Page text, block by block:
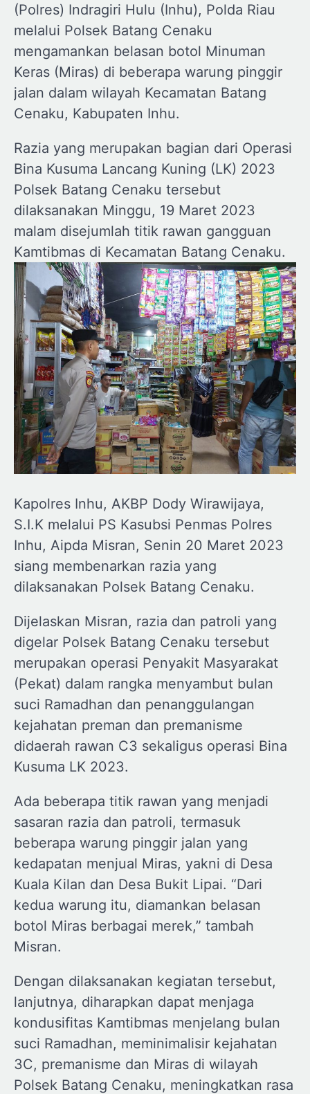
(Polres) Indragiri Hulu (Inhu), Polda Riau
melalui Polsek Batang Cenaku
mengamankan belasan botol Minuman
Keras (Miras) di beberapa warung pinggir
jalan dalam wilayah Kecamatan Batang
Cenaku, Kabupaten Inhu.
Razia yang merupakan bagian dari Operasi
Bina Kusuma Lancang Kuning (LK) 2023
Polsek Batang Cenaku tersebut
dilaksanakan Minggu, 19 Maret 2023
malam disejumlah titik rawan gangguan
Kamtibmas di Kecamatan Batang Cenaku.
Kapolres Inhu, AKBP Dody Wirawijaya,
S.I.K melalui PS Kasubsi Penmas Polres
Inhu, Aipda Misran, Senin 20 Maret 2023
siang membenarkan razia yang
dilaksanakan Polsek Batang Cenaku.
Dijelaskan Misran, razia dan patroli yang
digelar Polsek Batang Cenaku tersebut
merupakan operasi Penyakit Masyarakat
(Pekat) dalam rangka menyambut bulan
suci Ramadhan dan penanggulangan
kejahatan preman dan premanisme
didaerah rawan C3 sekaligus operasi Bina
Kusuma LK 2023.
Ada beberapa titik rawan yang menjadi
sasaran razia dan patroli, termasuk
beberapa warung pinggir jalan yang
kedapatan menjual Miras, yakni di Desa
Kuala Kilan dan Desa Bukit Lipai. “Dari
kedua warung itu, diamankan belasan
botol Miras berbagai merek,” tambah
Misran.
Dengan dilaksanakan kegiatan tersebut,
lanjutnya, diharapkan dapat menjaga
kondusifitas Kamtibmas menjelang bulan
suci Ramadhan, meminimalisir kejahatan
3C, premanisme dan Miras di wilayah
Polsek Batang Cenaku, meningkatkan rasa